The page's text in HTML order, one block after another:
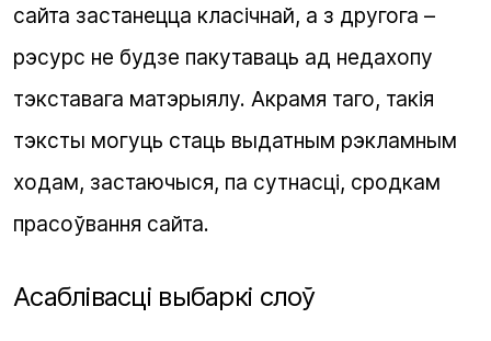
сайта застанецца класічнай, а з другога –
рэсурс не будзе пакутаваць ад недахопу
тэкставага матэрыялу. Акрамя таго, такія
тэксты могуць стаць выдатным рэкламным
ходам, застаючыся, па сутнасці, сродкам
прасоўвання сайта.
Асаблівасці выбаркі слоў